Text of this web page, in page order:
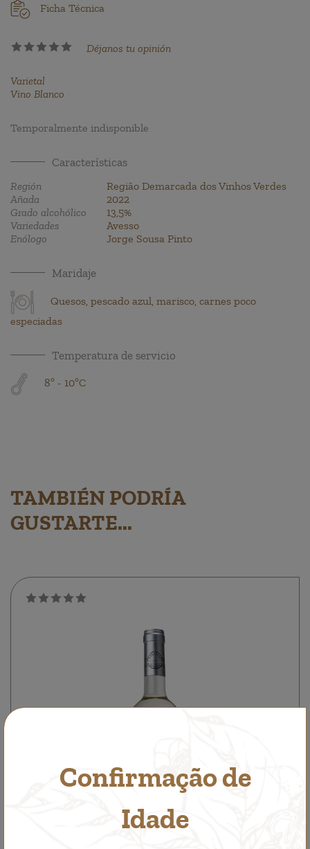
Confirmação de
Idade
Ficha Técnica
Déjanos tu opinión
Varietal
Vino Blanco
Temporalmente indisponible
Características
Región
Região Demarcada dos Vinhos Verdes
Añada
2022
Grado alcohólico
13,5%
Variedades
Avesso
Enólogo
Jorge Sousa Pinto
Maridaje
Quesos, pescado azul, marisco, carnes poco
especiadas
Temperatura de servicio
8º - 10ºC
TAMBIÉN PODRÍA
GUSTARTE...